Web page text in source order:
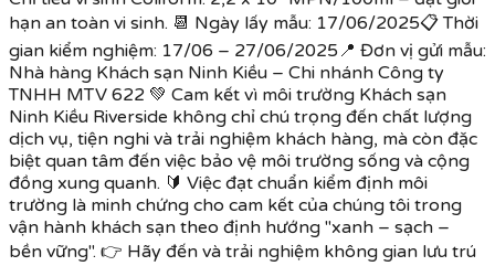
hạn an toàn vi sinh. 📆 Ngày lấy mẫu: 17/06/2025📋 Thời
gian kiểm nghiệm: 17/06 – 27/06/2025📍 Đơn vị gửi mẫu:
Nhà hàng Khách sạn Ninh Kiều – Chi nhánh Công ty
TNHH MTV 622 💚 Cam kết vì môi trường Khách sạn
Ninh Kiều Riverside không chỉ chú trọng đến chất lượng
dịch vụ, tiện nghi và trải nghiệm khách hàng, mà còn đặc
biệt quan tâm đến việc bảo vệ môi trường sống và cộng
đồng xung quanh. 🔰 Việc đạt chuẩn kiểm định môi
trường là minh chứng cho cam kết của chúng tôi trong
vận hành khách sạn theo định hướng "xanh – sạch –
bền vững". 👉 Hãy đến và trải nghiệm không gian lưu trú